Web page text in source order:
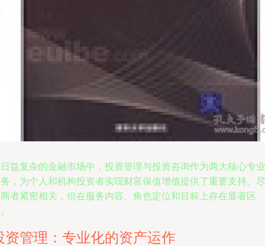
益复杂的金融市场中，投资管理与投资咨询作为两大核心专业
，为个人和机构投资者实现财富保值增值提供了重要支持。尽
者紧密相关，但在服务内容、角色定位和目标上存在显著区
资管理：专业化的资产运作